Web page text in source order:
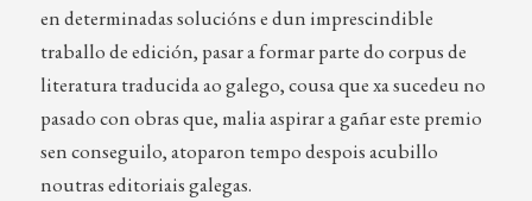
en determinadas solucións e dun imprescindible
traballo de edición, pasar a formar parte do corpus de
literatura traducida ao galego, cousa que xa sucedeu no
pasado con obras que, malia aspirar a gañar este premio
sen conseguilo, atoparon tempo despois acubillo
noutras editoriais galegas.